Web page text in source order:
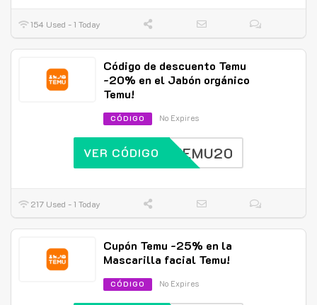
154 Used - 1 Today
Código de descuento Temu
-20% en el Jabón orgánico
Temu!
CÓDIGO No Expires
TEMU20
VER CÓDIGO
217 Used - 1 Today
Cupón Temu -25% en la
Mascarilla facial Temu!
CÓDIGO No Expires